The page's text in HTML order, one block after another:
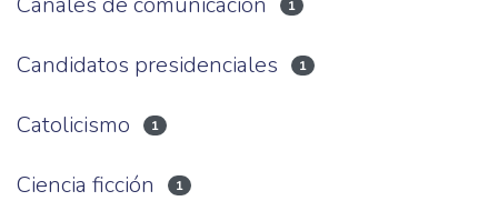
1
Candidatos presidenciales 1
Catolicismo 1
Ciencia ficción 1